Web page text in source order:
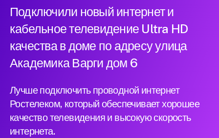
Подключили новый интернет и
кабельное телевидение Ultra HD
качества в доме по адресу улица
Академика Варги дом 6
Лучше подключить проводной интернет
Ростелеком, который обеспечивает хорошее
качество телевидения и высокую скорость
интернета.